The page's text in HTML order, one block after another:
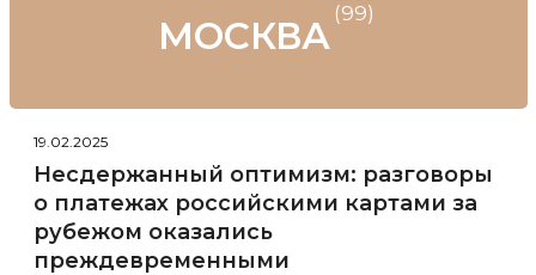
МОСКВА (99)
19.02.2025
Несдержанный оптимизм: разговоры
о платежах российскими картами за
рубежом оказались
преждевременными